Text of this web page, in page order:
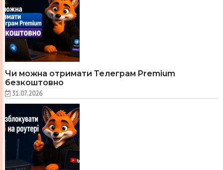
Чи можна отримати Телеграм Premium
безкоштовно
31.07.2026